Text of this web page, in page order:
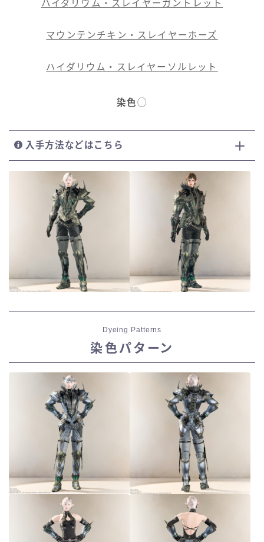
ハイダリウム・スレイヤーガントレット
マウンテンチキン・スレイヤーホーズ
ハイダリウム・スレイヤーソルレット
染色◯
入手方法などはこちら
Dyeing Patterns
染色パターン